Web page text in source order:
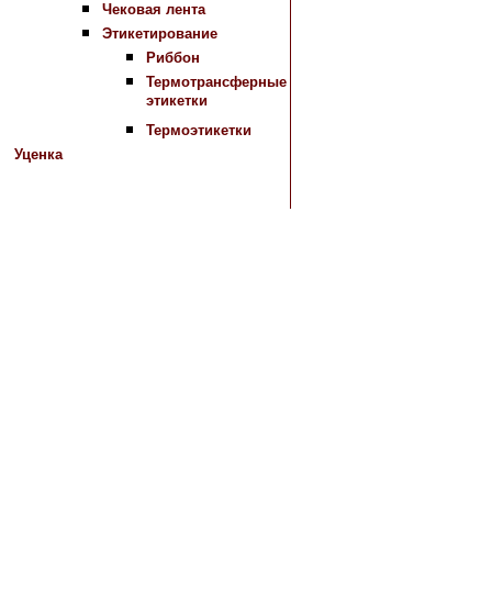
Чековая лента
Этикетирование
Риббон
Термотрансферные
этикетки
Термоэтикетки
Уценка